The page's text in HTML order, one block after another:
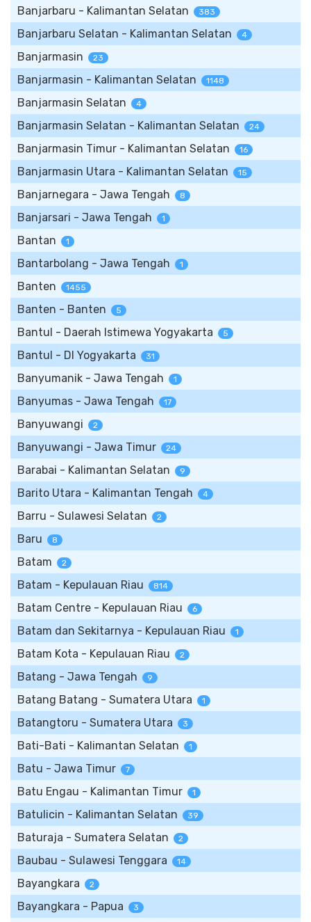
Banjarbaru - Kalimantan Selatan 383
Banjarbaru Selatan - Kalimantan Selatan 4
Banjarmasin 23
Banjarmasin - Kalimantan Selatan 1148
Banjarmasin Selatan 4
Banjarmasin Selatan - Kalimantan Selatan 24
Banjarmasin Timur - Kalimantan Selatan 16
Banjarmasin Utara - Kalimantan Selatan 15
Banjarnegara - Jawa Tengah 8
Banjarsari - Jawa Tengah 1
Bantan 1
Bantarbolang - Jawa Tengah 1
Banten 1455
Banten - Banten 5
Bantul - Daerah Istimewa Yogyakarta 5
Bantul - DI Yogyakarta 31
Banyumanik - Jawa Tengah 1
Banyumas - Jawa Tengah 17
Banyuwangi 2
Banyuwangi - Jawa Timur 24
Barabai - Kalimantan Selatan 9
Barito Utara - Kalimantan Tengah 4
Barru - Sulawesi Selatan 2
Baru 8
Batam 2
Batam - Kepulauan Riau 814
Batam Centre - Kepulauan Riau 6
Batam dan Sekitarnya - Kepulauan Riau 1
Batam Kota - Kepulauan Riau 2
Batang - Jawa Tengah 9
Batang Batang - Sumatera Utara 1
Batangtoru - Sumatera Utara 3
Bati-Bati - Kalimantan Selatan 1
Batu - Jawa Timur 7
Batu Engau - Kalimantan Timur 1
Batulicin - Kalimantan Selatan 39
Baturaja - Sumatera Selatan 2
Baubau - Sulawesi Tenggara 14
Bayangkara 2
Bayangkara - Papua 3